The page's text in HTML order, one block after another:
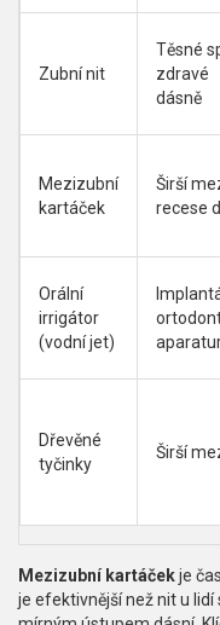
Zubní nit
Těsné
zdravé
dásně
Mezizubní
kartáček
Širší
recese
Orální
irrigátor
(vodní jet)
Dřevěné
tyčinky
Širší
Mezizubní kartáčekje
je efektivnější než nit u